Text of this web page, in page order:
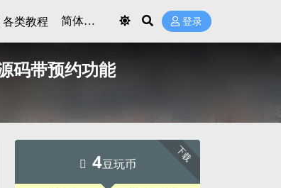
各类教程 登录
码带预约功能
下载
4豆玩币